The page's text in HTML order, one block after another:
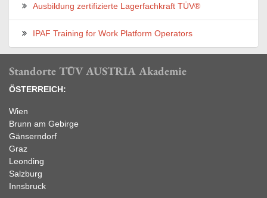
Ausbildung zertifizierte Lagerfachkraft TÜV®
IPAF Training for Work Platform Operators
Standorte TÜV AUSTRIA Akademie
ÖSTERREICH:
Wien
Brunn am Gebirge
Gänserndorf
Graz
Leonding
Salzburg
Innsbruck